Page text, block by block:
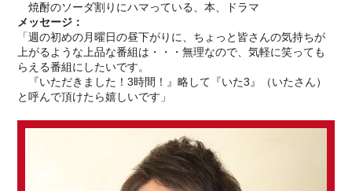
焼酎のソーダ割りにハマっている、本、ドラマ
メッセージ：
「週の初めの月曜日の昼下がりに、ちょっと皆さんの気持ちが
上がるような上品な番組は・・・無理なので、気軽に笑っても
らえる番組にしたいです。
『いただきました！3時間！』略して『いた3』（いたさん）
と呼んで頂けたら嬉しいです」